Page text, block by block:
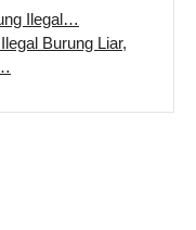
Ilegal…
Burung Liar,